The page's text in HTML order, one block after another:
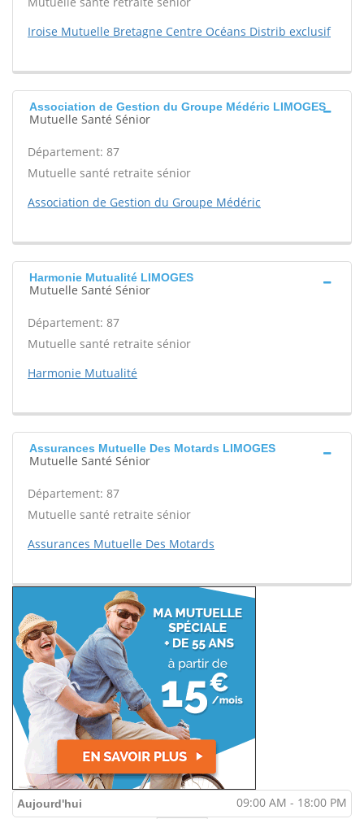
Iroise Mutuelle Bretagne Centre Océans Distrib exclusif
Association de Gestion du Groupe Médéric LIMOGES
Mutuelle Santé Sénior
Département: 87
Mutuelle santé retraite sénior
Association de Gestion du Groupe Médéric
Harmonie Mutualité LIMOGES
Mutuelle Santé Sénior
Département: 87
Mutuelle santé retraite sénior
Harmonie Mutualité
Assurances Mutuelle Des Motards LIMOGES
Mutuelle Santé Sénior
Département: 87
Mutuelle santé retraite sénior
Assurances Mutuelle Des Motards
Aujourd'hui 09:00 AM - 18:00 PM